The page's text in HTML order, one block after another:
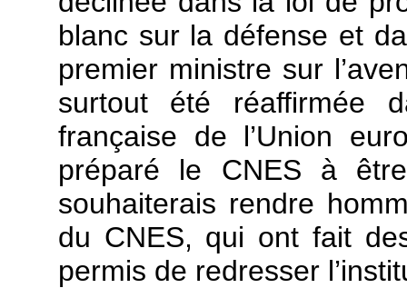
blanc sur la défense et
premier ministre sur
surtout été réaffirmée
française de l’Union
préparé le CNES à
souhaiterais rendre
du CNES, qui ont fait
permis de redresser